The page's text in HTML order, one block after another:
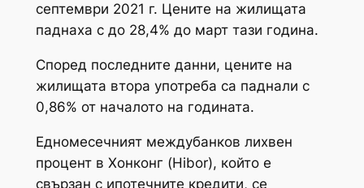
септември 2021 г. Цените на жилищата
паднаха с до 28,4% до март тази година.
Според последните данни, цените на
жилищата втора употреба са паднали с
0,86% от началото на годината.
Едномесечният междубанков лихвен
процент в Хонконг (Hibor), който е
свързан с ипотечните кредити, се